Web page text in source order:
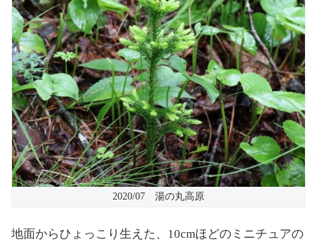
2020/07 湯の丸高原
地面からひょっこり生えた、10cmほどのミニチュアの